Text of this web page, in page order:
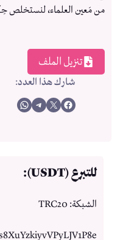
من مَعين العلماء، لنستخلص
تنزيل الملف
شارك هذا العدد:
Share on Facebook
Share on X
Share on Telegram
Share on WhatsApp
للتبرع (USDT):
الشبكة: TRC20